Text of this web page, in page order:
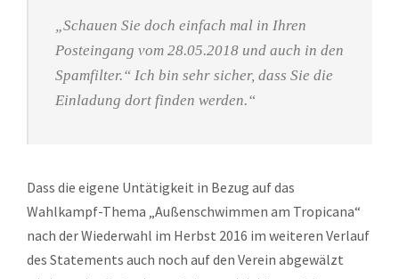
„Schauen Sie doch einfach mal in Ihren
Posteingang vom 28.05.2018 und auch in den
Spamfilter.“ Ich bin sehr sicher, dass Sie die
Einladung dort finden werden.“
Dass die eigene Untätigkeit in Bezug auf das
Wahlkampf-Thema „Außenschwimmen am Tropicana“
nach der Wiederwahl im Herbst 2016 im weiteren Verlauf
des Statements auch noch auf den Verein abgewälzt